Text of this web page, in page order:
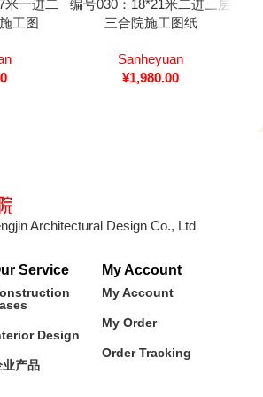
米一进二
工图
编号030：18*21米二进三层
三合院施工图纸
Sanheyuan
¥1,980.00
Architectural Design Co., Ltd
Service
Design
业产品
My Account
My Account
My Order
Order Tracking